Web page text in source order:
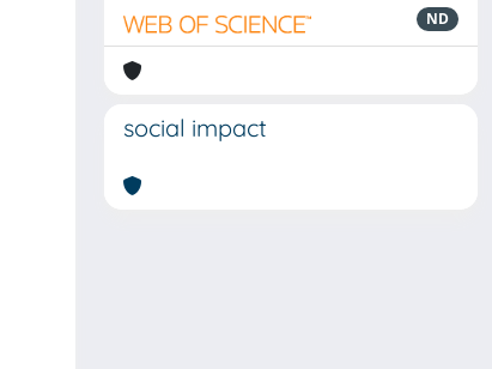
ND
social impact